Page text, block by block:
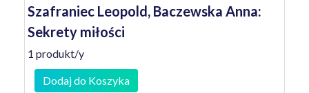
Szafraniec Leopold, Baczewska Anna:
Sekrety miłości
1 produkt/y
Dodaj do Koszyka